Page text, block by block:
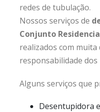
redes de tubulação.
Nossos serviços de
Conjunto
realizados com muita
responsabilidade
Alguns serviços que
Desentupidora